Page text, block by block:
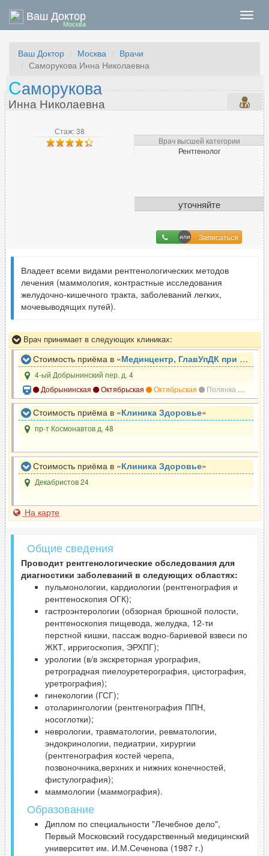
Ваш Доктор
Москва
Ваш Доктор Москва
Врачи
Саморукова Инна Николаевна
Стаж: 38
Врач высшей категории
Рентгенолог
уточняйте
Записаться
Саморукова
Инна Николаевна
Владеет всеми видами рентгенологических методов
лечения (маммология, контрастные исследования
желудочно-кишечного тракта, заболеваний легких,
мочевыводящих путей).
Врач принимает в следующих клиниках:
Стоимость приёма в «Мединцентр, ГлавУпДК при МИД России
4-ый Добрынинский пер. д. 4
Добрынинская
Октябрьская Октябрьская Полянка
Стоимость приёма в «Клиника Здоровье»
пр-т Космонавтов д. 48
Стоимость приёма в «Клиника Здоровье»
Декабристов 24
На карте
Общие сведения
Проводит рентгенологические обследования для
диагностики заболеваний в следующих областях:
пульмонологии, кардиологии (рентгенография и
рентгеноскопия ОГК);
гастроэнтерологии (обзорная брюшной полости,
рентгеноскопия пищевода, желудка, 12-ти
перстной кишки, пассаж водно-бариевой взвеси по
ЖКТ, ирригоскопия, ЭРХПГ);
урологии (в/в экскреторная урография,
ретроградная пиелоуретерография, цистография,
уретрография);
гинекологии (ГСГ);
отоларингологии (рентгенография ППН,
носоглотки);
неврологии, травматологии, ревматологии,
эндокринологии, педиатрии, хирургии
(рентгенография костей черепа,
позвоночника,верхних и нижних конечностей,
фистулография);
маммологии (маммография).
Образование
Диплом по специальности "Лечебное дело",
Первый Московский государственный медицинский
университет им. И.М.Сеченова (1987 г.)